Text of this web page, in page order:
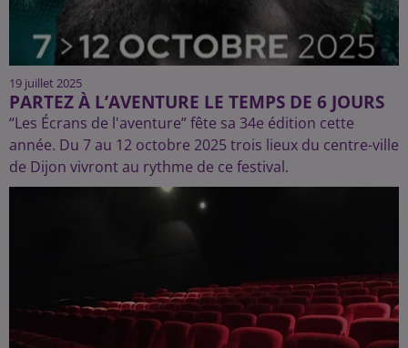
19 juillet 2025
PARTEZ À L’AVENTURE LE TEMPS DE 6 JOURS
“Les Écrans de l'aventure” fête sa 34e édition cette
année. Du 7 au 12 octobre 2025 trois lieux du centre-ville
de Dijon vivront au rythme de ce festival.